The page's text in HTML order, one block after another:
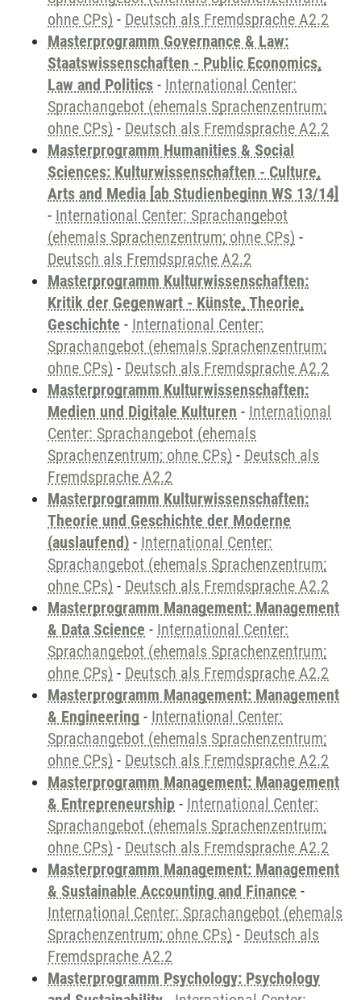
ohne CPs) - Deutsch als Fremdsprache A2.2
Masterprogramm Governance & Law:
Staatswissenschaften - Public Economics,
Law and Politics - International Center:
Sprachangebot (ehemals Sprachenzentrum;
ohne CPs) - Deutsch als Fremdsprache A2.2
Masterprogramm Humanities & Social
Sciences: Kulturwissenschaften - Culture,
Arts and Media [ab Studienbeginn WS 13/14]
- International Center: Sprachangebot
(ehemals Sprachenzentrum; ohne CPs) -
Deutsch als Fremdsprache A2.2
Masterprogramm Kulturwissenschaften:
Kritik der Gegenwart - Künste, Theorie,
Geschichte - International Center:
Sprachangebot (ehemals Sprachenzentrum;
ohne CPs) - Deutsch als Fremdsprache A2.2
Masterprogramm Kulturwissenschaften:
Medien und Digitale Kulturen - International
Center: Sprachangebot (ehemals
Sprachenzentrum; ohne CPs) - Deutsch als
Fremdsprache A2.2
Masterprogramm Kulturwissenschaften:
Theorie und Geschichte der Moderne
(auslaufend) - International Center:
Sprachangebot (ehemals Sprachenzentrum;
ohne CPs) - Deutsch als Fremdsprache A2.2
Masterprogramm Management: Management
& Data Science - International Center:
Sprachangebot (ehemals Sprachenzentrum;
ohne CPs) - Deutsch als Fremdsprache A2.2
Masterprogramm Management: Management
& Engineering - International Center:
Sprachangebot (ehemals Sprachenzentrum;
ohne CPs) - Deutsch als Fremdsprache A2.2
Masterprogramm Management: Management
& Entrepreneurship - International Center:
Sprachangebot (ehemals Sprachenzentrum;
ohne CPs) - Deutsch als Fremdsprache A2.2
Masterprogramm Management: Management
& Sustainable Accounting and Finance -
International Center: Sprachangebot (ehemals
Sprachenzentrum; ohne CPs) - Deutsch als
Fremdsprache A2.2
Masterprogramm Psychology: Psychology